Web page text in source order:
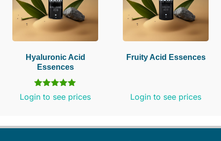
Hyaluronic Acid
Essences
Gewaardeerd
5.00
Login to see prices
Fruity Acid Essences
Login to see prices